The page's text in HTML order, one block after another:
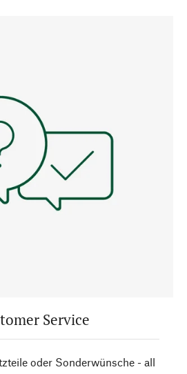
Service
oder Sonderwünsche - all